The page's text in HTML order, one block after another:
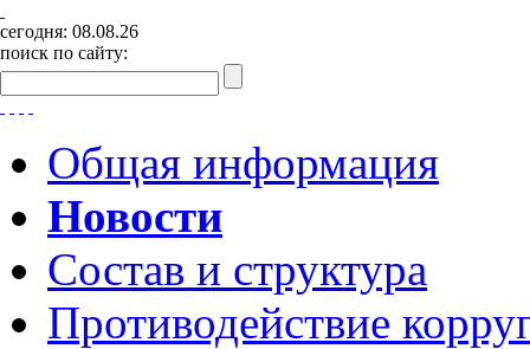
сегодня: 08.08.26
поиск по сайту:
Общая информация
Новости
Состав и структура
Противодействие